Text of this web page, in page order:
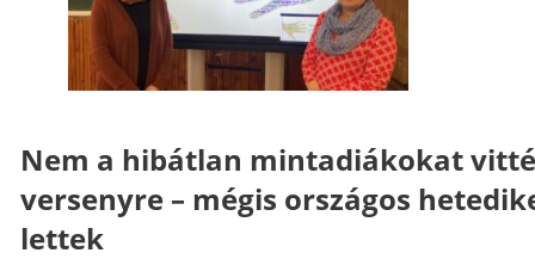
Nem a hibátlan mintadiákokat
versenyre – mégis országos
lettek